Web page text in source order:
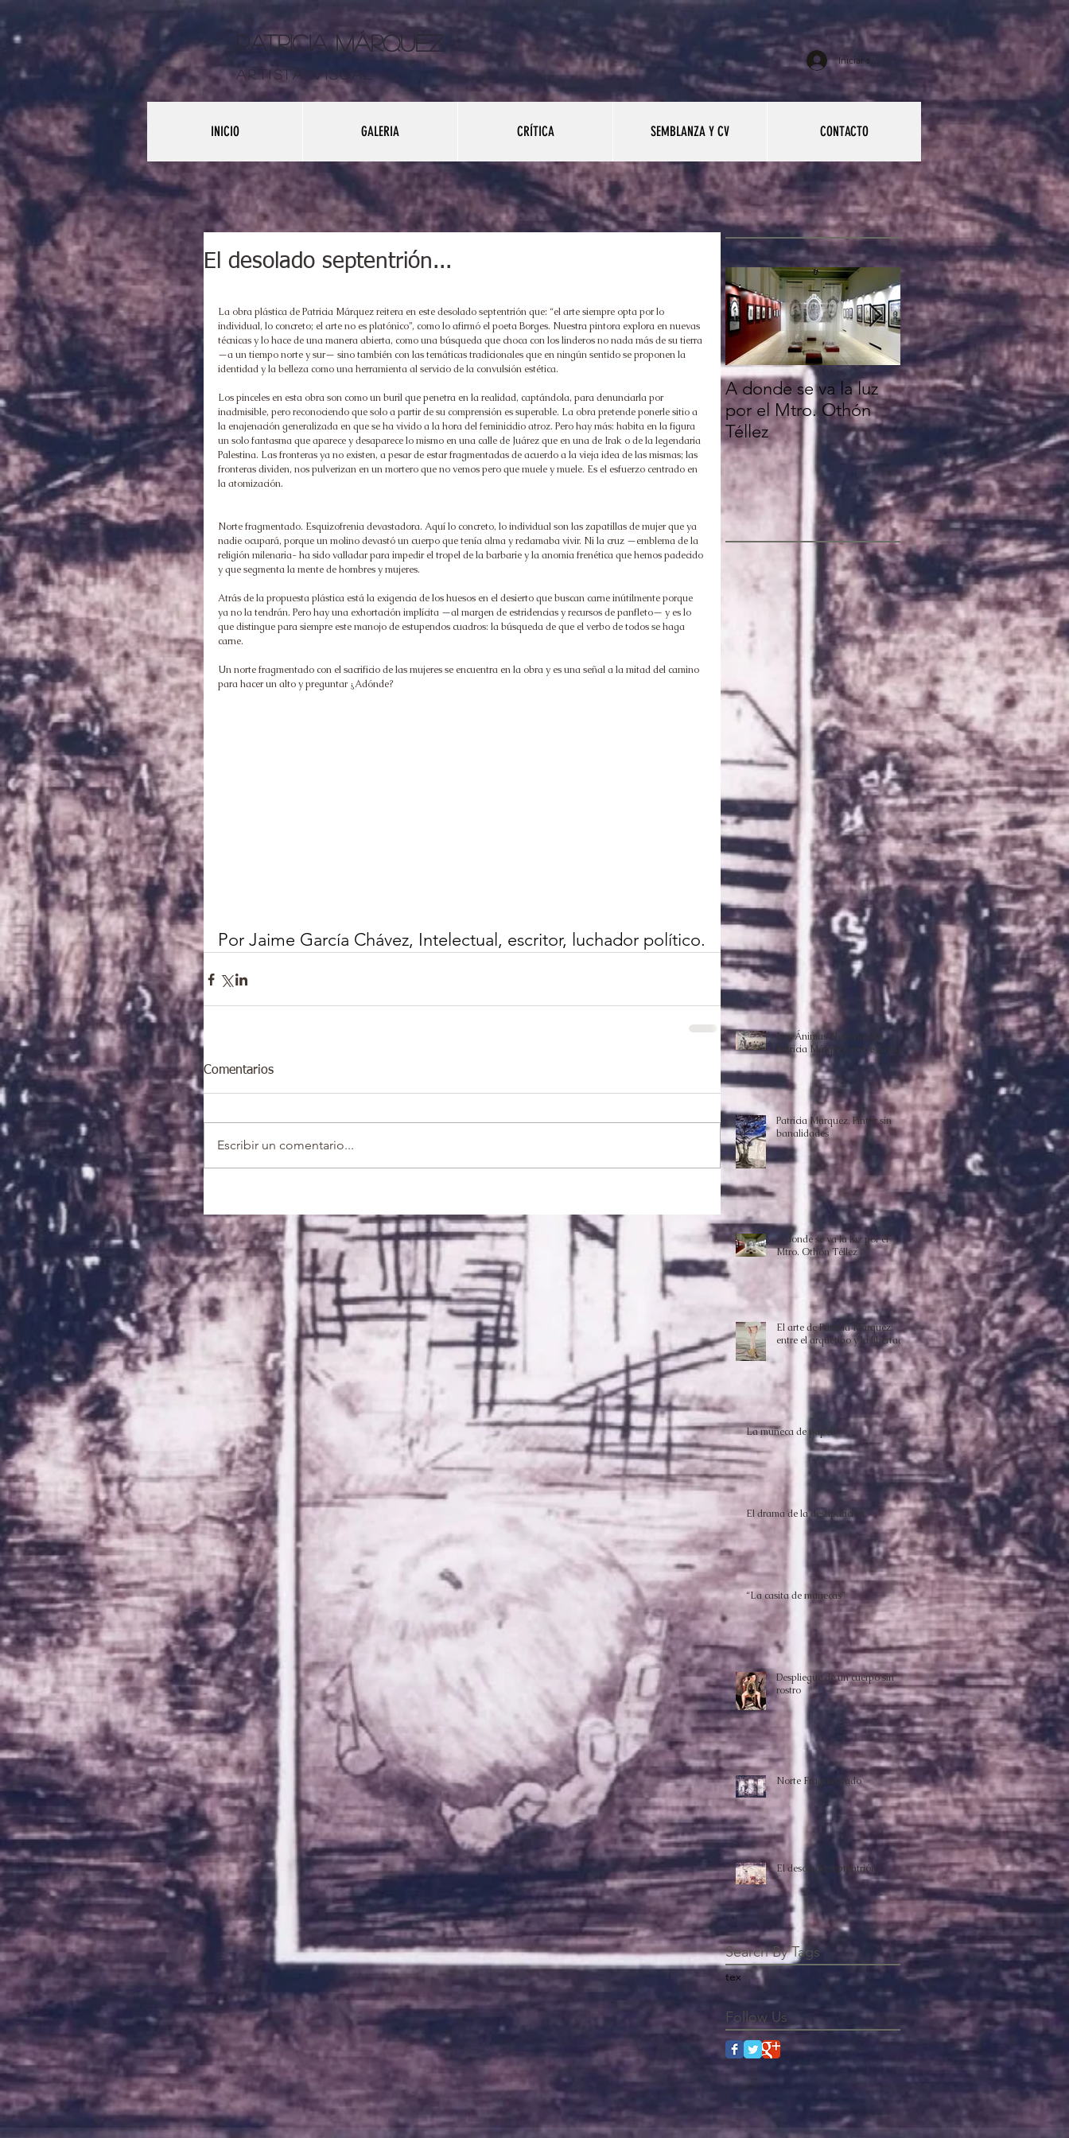
Patricia Márquez
artista visu al
Iniciar sesión
INICIO GALERIA CRÍTICA SEMBLANZA Y CV CONTACTO
El desolado septentrión...
La obra plástica de Patricia Márquez reitera en este desolado septentrión que: “el arte siempre opta por lo
individual, lo concreto; el arte no es platónico”, como lo afirmó el poeta Borges. Nuestra pintora explora en nuevas
técnicas y lo hace de una manera abierta, como una búsqueda que choca con los linderos no nada más de su tierra
—a un tiempo norte y sur— sino también con las temáticas tradicionales que en ningún sentido se proponen la
identidad y la belleza como una herramienta al servicio de la convulsión estética.
Los pinceles en esta obra son como un buril que penetra en la realidad, captándola, para denunciarla por
inadmisible, pero reconociendo que solo a partir de su comprensión es superable. La obra pretende ponerle sitio a
la enajenación generalizada en que se ha vivido a la hora del feminicidio atroz. Pero hay más: habita en la figura
un solo fantasma que aparece y desaparece lo mismo en una calle de Juárez que en una de Irak o de la legendaria
Palestina. Las fronteras ya no existen, a pesar de estar fragmentadas de acuerdo a la vieja idea de las mismas; las
fronteras dividen, nos pulverizan en un mortero que no vemos pero que muele y muele. Es el esfuerzo centrado en
la atomización.
Norte fragmentado. Esquizofrenia devastadora. Aquí lo concreto, lo individual son las zapatillas de mujer que ya
nadie ocupará, porque un molino devastó un cuerpo que tenía alma y reclamaba vivir. Ni la cruz —emblema de la
religión milenaria- ha sido valladar para impedir el tropel de la barbarie y la anomia frenética que hemos padecido
y que segmenta la mente de hombres y mujeres.
Atrás de la propuesta plástica está la exigencia de los huesos en el desierto que buscan carne inútilmente porque
ya no la tendrán. Pero hay una exhortación implícita —al margen de estridencias y recursos de panfleto— y es lo
que distingue para siempre este manojo de estupendos cuadros: la búsqueda de que el verbo de todos se haga
carne.
Un norte fragmentado con el sacrificio de las mujeres se encuentra en la obra y es una señal a la mitad del camino
para hacer un alto y preguntar ¿Adónde?
Por Jaime García Chávez, Intelectual, escritor, luchador político.
Comentarios
Escribir un comentario...
A donde se va la luz
por el Mtro. Othón
Téllez
Despliegue de un
cuerpo sin rostro
Las Ánimas Norteñas de
Patricia Márquez en Le Cougar
Patricia Marquez, Pintar sin
banalidades
A donde se va la luz por el
Mtro. Othón Téllez
El arte de Patricia Márquez:
entre el arquetipo y la libertad
La muñeca de papel
El drama de la desaparición.
“La casita de muñecas”
Despliegue de un cuerpo sin
rostro
Norte Fragmentado
El desolado septentrión...
Search By Tags
tex
Follow Us